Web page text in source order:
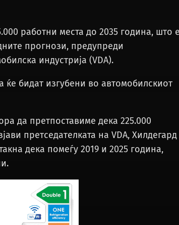
работни места до 2035 година, што е
прогнози, предупреди
индустрија (VDA).
ќе бидат изгубени во автомобилскиот
да претпоставиме дека 225.000
претседателката на VDA, Хилдегард
дека помеѓу 2019 и 2025 година,